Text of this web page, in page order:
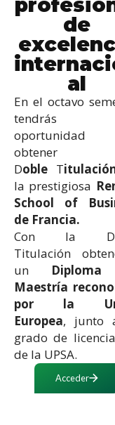
de
al
En el octavo
tendrás
obtener
Doble T
la prestigiosa
School of
de Francia.
Con la
Titulación
un
Maestría
por la
Europea, junto
grado de
de la UPSA.
Acceder